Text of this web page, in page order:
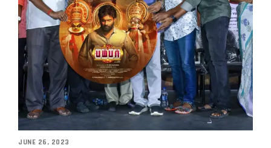
JUNE 26, 2023